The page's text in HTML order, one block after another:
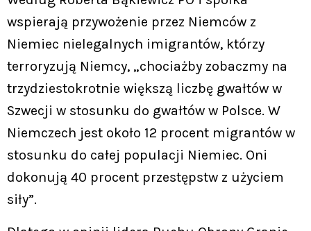
wspierają przywożenie przez Niemców z
Niemiec nielegalnych imigrantów, którzy
terroryzują Niemcy, „chociażby zobaczmy na
trzydziestokrotnie większą liczbę gwałtów w
Szwecji w stosunku do gwałtów w Polsce. W
Niemczech jest około 12 procent migrantów w
stosunku do całej populacji Niemiec. Oni
dokonują 40 procent przestępstw z użyciem
siły”.